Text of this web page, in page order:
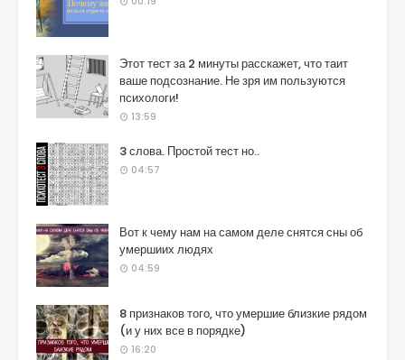
Этот тест за 2 минуты расскажет, что таит
ваше подсознание. Не зря им пользуются
психологи!
13:59
3 слова. Простой тест но..
04:57
Вот к чему нам на самом деле снятся сны об
умершиих людях
04:59
8 признаков того, что умершие близкие рядом
(и у них все в порядке)
16:20